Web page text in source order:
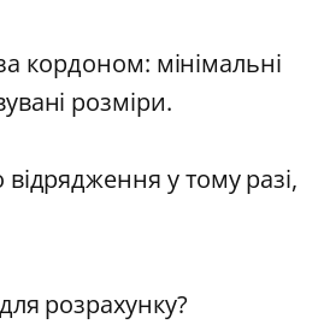
кордоном: мінімальні
розміри.
у тому разі,
розрахунку?